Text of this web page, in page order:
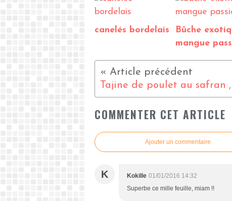
canelés bordelais
Bûche
mangue
COMMENTER CET ARTICLE
Ajouter un commentaire
K Kokille 01/01/2016 14:32
Superbe ce mille feuille, miam !!